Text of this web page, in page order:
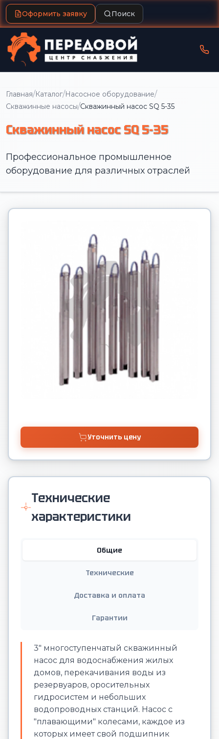
Оформить заявку Поиск
Главная/Каталог/Насосное оборудование/
Скважинные насосы/Скважинный насос SQ 5-35
Скважинный насос SQ 5-35
Профессиональное промышленное
оборудование для различных отраслей
Уточнить цену
Технические
характеристики
Общие
Технические
Доставка и оплата
Гарантии
3" многоступенчатый скважинный
насос для водоснабжения жилых
домов, перекачивания воды из
резервуаров, оросительных
гидросистем и небольших
водопроводных станций. Насос с
"плавающими" колесами, каждое из
которых имеет свой подшипник